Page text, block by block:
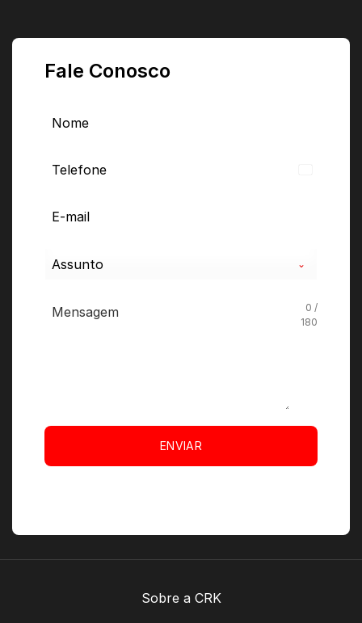
Fale Conosco
Assunto
0 /
180
ENVIAR
Sobre a CRK